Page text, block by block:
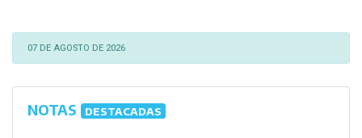
07 DE AGOSTO DE 2026
NOTAS DESTACADAS